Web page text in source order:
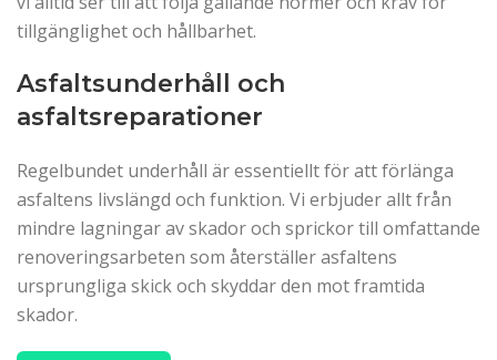
tillgänglighet och hållbarhet.
Asfaltsunderhåll och
asfaltsreparationer
Regelbundet underhåll är essentiellt för att förlänga
asfaltens livslängd och funktion. Vi erbjuder allt från
mindre lagningar av skador och sprickor till omfattande
renoveringsarbeten som återställer asfaltens
ursprungliga skick och skyddar den mot framtida
skador.